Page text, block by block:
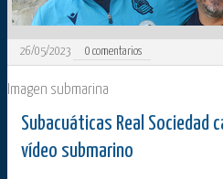
26/05/2023 0 comentarios
Imagen submarina
Subacuáticas Real Sociedad
vídeo submarino